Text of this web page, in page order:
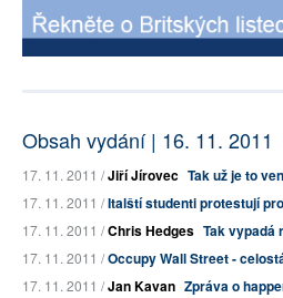
Obsah vydání | 16. 11. 2011
17. 11. 2011 /Jiří Jírovec Tak už je to
17. 11. 2011 /Italští studenti protestují
17. 11. 2011 /Chris Hedges Tak vypadá
17. 11. 2011 /Occupy Wall Street -
17. 11. 2011 /Jan Kavan Zpráva o